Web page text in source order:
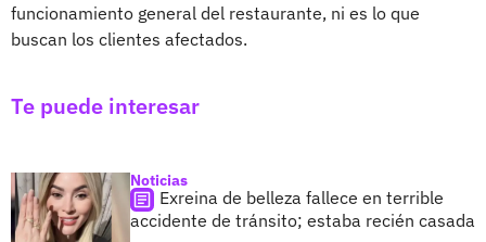
funcionamiento general del restaurante, ni es lo que
buscan los clientes afectados.
Te puede interesar
Noticias
Exreina de belleza fallece en terrible
accidente de tránsito; estaba recién casada